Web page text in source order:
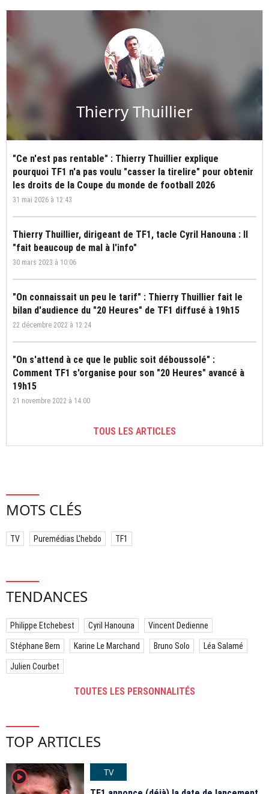
Thierry Thuillier
"Ce n'est pas rentable" : Thierry Thuillier explique
pourquoi TF1 n'a pas voulu "casser la tirelire" pour obtenir
les droits de la Coupe du monde de football 2026
31 mai 2026 à 12:43
Thierry Thuillier, dirigeant de TF1, tacle Cyril Hanouna : Il
"fait beaucoup de mal à l'info"
30 mars 2023 à 10:06
"On connaissait un peu le tarif" : Thierry Thuillier fait le
bilan d'audience du "20 Heures" de TF1 diffusé à 19h15
22 décembre 2022 à 12:24
"On s'attend à ce que le public soit déboussolé" :
Comment TF1 s'organise pour son "20 Heures" avancé à
19h15
21 novembre 2022 à 14:00
TOUS LES ARTICLES
MOTS CLÉS
TV Puremédias L'hebdo TF1
TENDANCES
Philippe Etchebest Cyril Hanouna Vincent Dedienne
Stéphane Bern Karine Le Marchand Bruno Solo Léa Salamé
Julien Courbet
TOUTES LES PERSONNALITÉS
TOP ARTICLES
player2
TV